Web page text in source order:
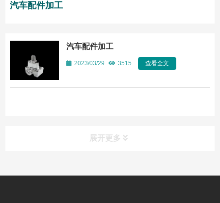
汽车配件加工
汽车配件加工
2023/03/29 3515 查看全文
展开更多